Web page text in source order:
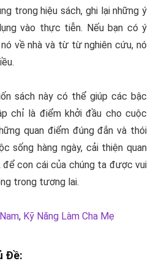
trong hiệu sách, ghi lại những ý
vào thực tiễn. Nếu bạn có ý
về nhà và từ từ nghiên cứu, nó
sách này có thể giúp các bậc
chỉ là điểm khởi đầu cho cuộc
quan điểm đúng đắn và thói
sống hàng ngày, cải thiện quan
để con cái của chúng ta được vui
trong tương lai.
, Kỹ Năng Làm Cha Mẹ
Đề: